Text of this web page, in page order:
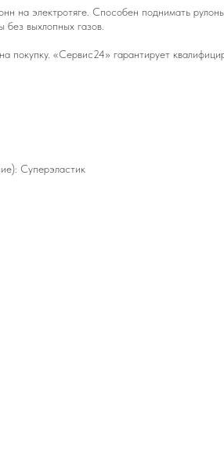
на электротяге. Способен поднимать
без выхлопных газов.
покупку. «Сервис24» гарантирует
Суперэластик